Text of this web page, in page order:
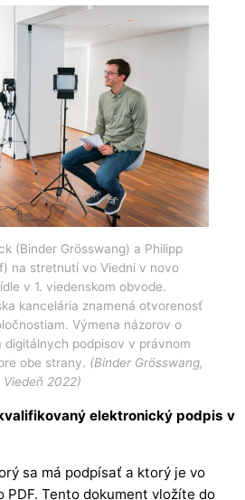
(Binder Grösswang) a Philipp
na stretnutí vo Viedni v novo
v 1. viedenskom obvode.
kancelária znamená otvorenosť
Výmena názorov o
digitálnych podpisov v právnom
obe strany. (Binder Grösswang,
Viedeň 2022)
elektronický podpis v
sa má podpísať a ktorý je vo
PDF. Tento dokument vložíte do